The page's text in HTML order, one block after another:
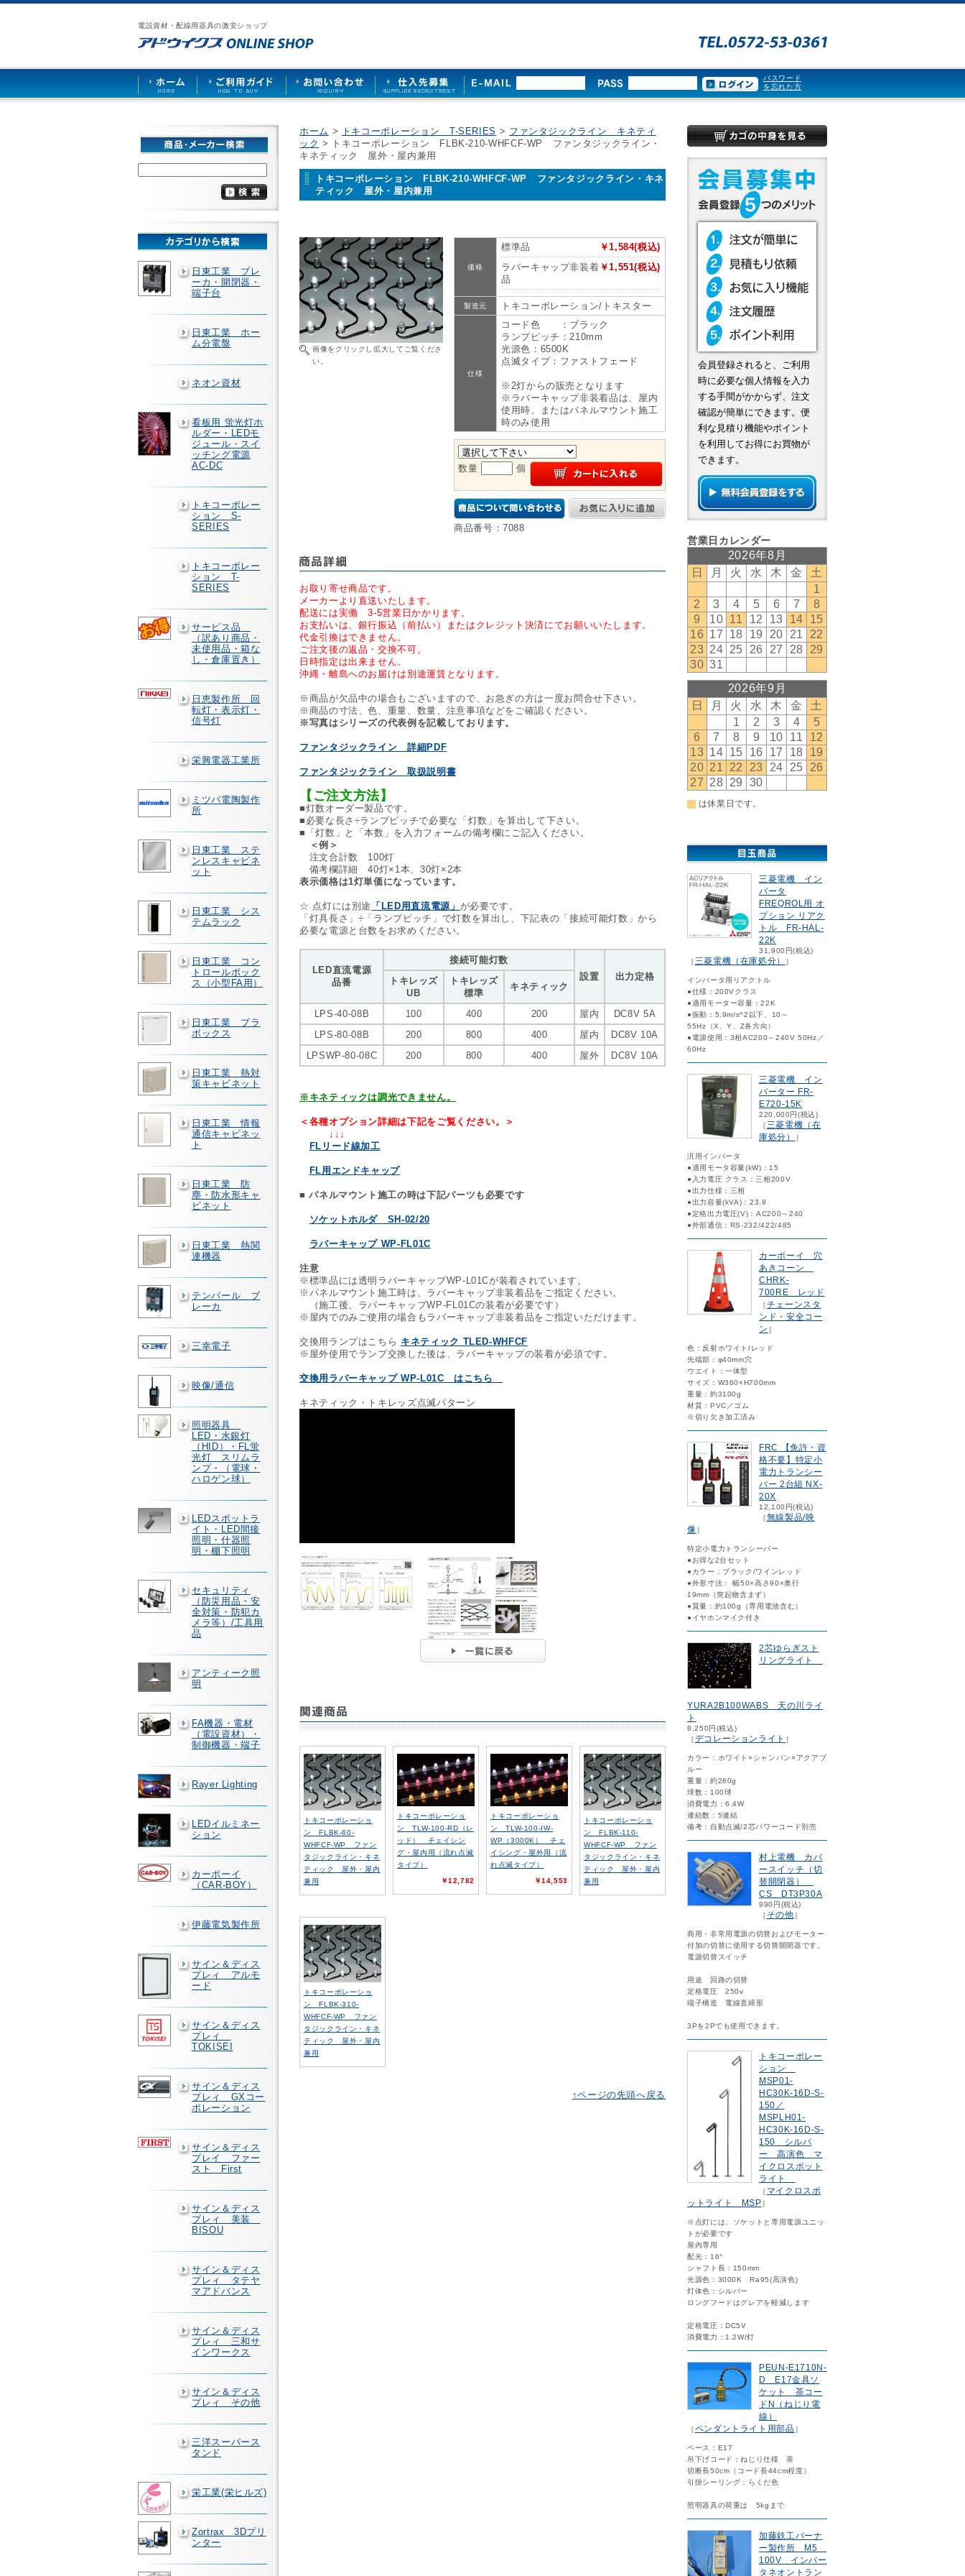
電設資材・配線用器具の激安ショップ
漏
カ
照
ア
ス
ご
ド
お
せ
仕
パスワード
を忘れた方
日東工業 ブレ
ーカ・開閉器・
端子台
日東工業 ホー
ム分電盤
ネオン資材
看板用 蛍光灯ホ
ルダー・LEDモ
ジュール・スイ
ッチング電源
AC-DC
トキコーポレー
ション S-
SERIES
トキコーポレー
ション T-
SERIES
サービス品
（訳あり商品・
未使用品・箱な
し・倉庫置き）
日恵製作所 回
転灯・表示灯・
信号灯
栄興電器工業所
ミツバ電陶製作
所
日東工業 ステ
ンレスキャビネ
ット
日東工業 シス
テムラック
日東工業 コン
トロールボック
ス（小型FA用）
日東工業 プラ
ボックス
日東工業 熱対
策キャビネット
日東工業 情報
通信キャビネッ
ト
日東工業 防
塵・防水形キャ
ビネット
日東工業 熱関
連機器
テンパール ブ
レーカ
三幸電子
映像/通信
照明器具
LED・水銀灯
（HID）・FL蛍
光灯 スリムラ
ンプ・（電球・
ハロゲン球）
LEDスポットラ
イト・LED間接
照明・什器照
明・棚下照明
セキュリティ
（防災用品・安
全対策・防犯カ
メラ等）/工具用
品
アンティーク照
明
FA機器・電材
（電設資材）・
制御機器・端子
Rayer Lighting
LEDイルミネー
ション
カーボーイ
（CAR-BOY）
伊藤電気製作所
サイン＆ディス
プレィ アルモ
ード
サイン＆ディス
プレィ
TOKISEI
サイン＆ディス
プレィ GXコー
ポレーション
サイン＆ディス
プレイ ファー
スト First
サイン＆ディス
プレィ 美装
BISOU
サイン＆ディス
プレィ タテヤ
マアドバンス
サイン＆ディス
プレィ 三和サ
インワークス
サイン＆ディス
プレィ その他
三洋スーパース
タンド
栄工業(栄ヒルズ)
Zortrax 3Dプリ
ンター
ホーム > トキコーポレーション T-SERIES > ファンタジックライン キネティ
ック > トキコーポレーション FLBK-210-WHFCF-WP ファンタジックライン・
キネティック 屋外・屋内兼用
トキコーポレーション FLBK-210-WHFCF-WP ファンタジックライン・キネ
ティック 屋外・屋内兼用
画像をクリックし拡大してご覧くださ
い。
価格
￥1,584(税込)
標準品
￥1,551(税込)
ラバーキャップ非装着
品
製造元 トキコーポレーション/トキスター
仕様
コード色 ：ブラック
ランプピッチ：210mm
光源色：6500K
点滅タイプ：ファストフェード
※2灯からの販売となります
※ラバーキャップ非装着品は、屋内
使用時、またはパネルマウント施工
時のみ使用
数量 個
商品番号：7088
お取り寄せ商品です。
メーカーより直送いたします。
配送には実働 3-5営業日かかります。
お支払いは、銀行振込（前払い）またはクレジット決済にてお願いいたします。
代金引換はできません。
ご注文後の返品・交換不可。
日時指定は出来ません。
沖縄・離島へのお届けは別途運賃となります。
※商品が欠品中の場合もございますので、お急ぎの方は一度お問合せ下さい。
※商品の寸法、色、重量、数量、注意事項などをご確認ください。
※写真はシリーズの代表例を記載しております。
ファンタジックライン 詳細PDF
ファンタジックライン 取扱説明書
【ご注文方法】
■灯数オーダー製品です。
■必要な長さ÷ランプピッチで必要な「灯数」を算出して下さい。
■「灯数」と「本数」を入力フォームの備考欄にご記入ください。
＜例＞
注文合計数 100灯
備考欄詳細 40灯×1本、30灯×2本
表示価格は1灯単価になっています。
☆ 点灯には別途 「LED用直流電源」 が必要です。
「灯具長さ」÷「ランプピッチ」で灯数を算出し、下記表の「接続可能灯数」から
必要な電源と台数をお求めください。
LED直流電源
品番
接続可能灯数
設置
出力定格
トキレッズ
UB
トキレッズ
標準
キネティック
LPS-40-08B 100 400 200 屋内
DC8V 5A
LPS-80-08B
200 800 400 屋内
DC8V 10A
LPSWP-80-08C
200 800 400 屋外 DC8V 10A
※キネティックは調光できません。
＜各種オプション詳細は下記をご覧ください。＞
↓↓↓
FLリード線加工
FL用エンドキャップ
■ パネルマウント施工の時は下記パーツも必要です
ソケットホルダ SH-02/20
ラバーキャップ WP-FL01C
注意
※標準品には透明ラバーキャップWP-L01Cが装着されています。
※パネルマウント施工時は、ラバーキャップ非装着品をご指定ください。
（施工後、ラバーキャップWP-FL01Cの装着が必要です）
※屋内でのみご使用の場合もラバーキャップ非装着品をご指定いただけます。
交換用ランプはこちら キネティック TLED-WHFCF
※屋外使用でランプ交換した後は、ラバーキャップの装着が必須です。
交換用ラバーキャップ WP-L01C はこちら
キネティック・トキレッズ点滅パターン
トキコーポレーショ
ン FLBK-60-
WHFCF-WP ファン
タジックライン・キネ
ティック 屋外・屋内
兼用
トキコーポレーショ
ン TLW-100-RD（レ
ッド） チェイシン
グ・屋内用（流れ点滅
タイプ）
￥12,782
トキコーポレーショ
ン TLW-100-IW-
WP（3000K） チェ
イシング・屋外用（流
れ点滅タイプ）
￥14,553
トキコーポレーショ
ン FLBK-110-
WHFCF-WP ファン
タジックライン・キネ
ティック 屋外・屋内
兼用
トキコーポレーショ
ン FLBK-310-
WHFCF-WP ファン
タジックライン・キネ
ティック 屋外・屋内
兼用
↑ページの先頭へ戻る
会員登録されると、ご利用
時に必要な個人情報を入力
する手間がかからず、注文
確認が簡単にできます。便
利な見積り機能やポイント
を利用してお得にお買物が
できます。
三菱電機 イン
バータ
FREQROL用 オ
プション リアク
トル FR-HAL-
22K
31,900円(税込)
［三菱電機（在庫処分） ］
インバータ用リアクトル
●仕様：200Vクラス
●適用モーター容量：22K
●振動：5.9m/s^2以下、10～
55Hz（X、Y、Z各方向）
●電源使用：3相AC200～240V 50Hz／
60Hz
三菱電機 イン
バーター FR-
E720-15K
220,000円(税込)
［三菱電機（在
庫処分）
］
汎用インバータ
●適用モータ容量(kW)：15
●入力電圧 クラス：三相200V
●出力仕様：三相
●出力容量(kVA)：23.9
●定格出力電圧(V)：AC200～240
●外部通信：RS-232/422/485
カーボーイ 穴
あきコーン
CHRK-
700RE レッド
［チェーンスタ
ンド・安全コー
ン ］
色：反射ホワイト/レッド
先端部：φ40mm穴
ウエイト：一体型
サイズ：W360×H700mm
重量：約3100g
材質：PVC／ゴム
※切り欠き加工済み
FRC 【免許・資
格不要】特定小
電力トランシー
バー 2台組 NX-
20X
12,100円(税込)
［無線製品/映
像］
特定小電力トランシーバー
●お得な2台セット
●カラー：ブラック/ワインレッド
●外形寸法： 幅50×高さ90×奥行
19mm（突起物含まず）
●質量：約100g（専用電池含む）
●イヤホンマイク付き
2芯ゆらぎスト
リングライト
YURA2B100WABS 天の川ライ
ト
8,250円(税込)
［デコレーションライト ］
カラー：ホワイト×シャンパン×アクアブ
ルー
重量：約260g
球数：100球
消費電力：6.4W
連結数：5連結
備考：自動点滅/2芯パワーコード別売
村上電機 カバ
ースイッチ（切
替開閉器）
CS DT3P30A
990円(税込)
［ その他］
商用・非常用電源の切替およびモーター
付加の切替に使用する切替開閉器です。
電源切替スイッチ
用途 回路の切替
定格電圧 250v
端子構造 電線直締形
3Pを2Pでも使用できます。
トキコーポレー
ション
MSP01-
HC30K-16D-S-
150／
MSPLH01-
HC30K-16D-S-
150 シルバ
ー 高演色 マ
イクロスポット
ライト
［ マイクロスポ
ットライト MSP］
※点灯には、ソケットと専用電源ユニッ
トが必要です
屋内専用
配光：16°
シャフト長：150mm
光源色：3000K Ra95(高演色)
灯体色：シルバー
ロングフードはグレアを軽減します
定格電圧：DC5V
消費電力：1.2W/灯
PEUN-E1710N-
D E17金具ソ
ケット 茶コー
ドN（ねじり電
線）
［ペンダントライト用部品］
ベース：E17
吊下げコード：ねじり仕様 茶
切断長50cm（コード長44cm程度）
引掛シーリング：らくだ色
照明器具の荷重は 5kgまで
加藤鉄工バーナ
ー製作所 M5
100V インバー
タネオントラン